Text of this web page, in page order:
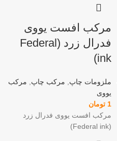
مرکب افست یووی
فدرال زرد (Federal
ink)
ملزومات چاپ مرکب چاپ
مرکب
یووی
1 تومان
مرکب افست یووی فدرال زرد
(Federal ink)